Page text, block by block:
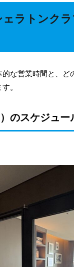
ラトンク
な営業時間と、
。
のスケジュ